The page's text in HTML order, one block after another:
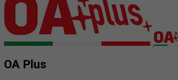
OA Plus